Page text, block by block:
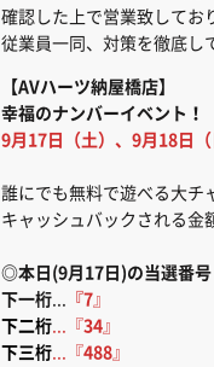
確認した上で営業致してお
従業員一同、対策を徹底し
【AVハーツ納屋橋店】
幸福のナンバーイベント！
9月17日（土）、9月18日（
誰にでも無料で遊べる大チ
キャッシュバックされる
◎本日(9月17日)の当選番号
下一桁
『7 』
下二桁 ...『34 』
下三桁 ...『488 』